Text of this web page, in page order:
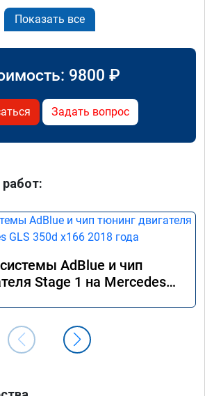
Показать все
9800 ₽
Задать вопрос
AdBlue и чип
Stage 1 на Mercedes